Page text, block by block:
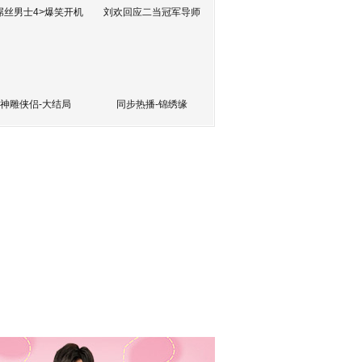
丝男士4>爆笑开机 刘欢回应二当冠军导师
神雕侠侣-大结局 同步热播-锦绣缘